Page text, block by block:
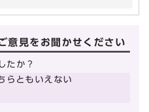
意見をお聞かせください
たか？
らともいえない